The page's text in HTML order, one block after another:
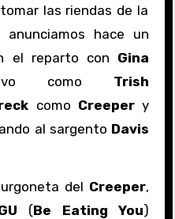
las riendas de la
hace un
el reparto con Gina
como Trish
como Creeper y
al sargento Davis
del Creeper,
(Be Eating You)